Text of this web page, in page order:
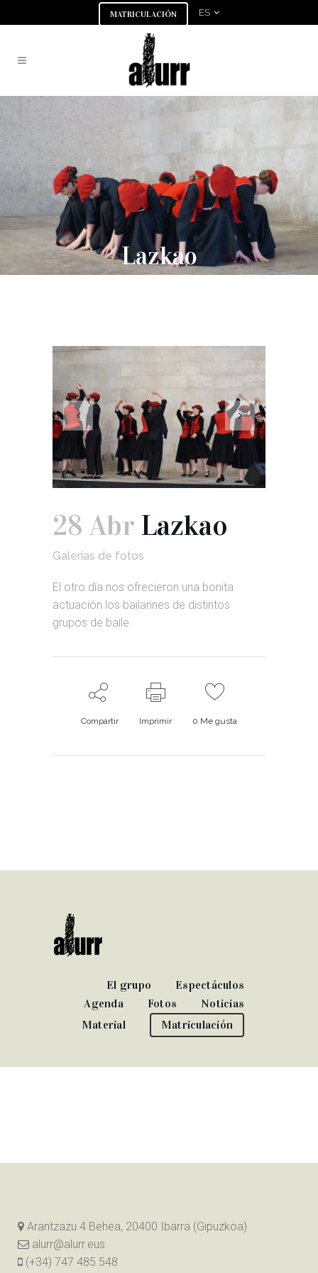
MATRICULACIÓN ES
Lazkao
28 Abr Lazkao
Galerías de fotos
El otro día nos ofrecieron una bonita
actuación los bailarines de distintos
grupos de baile.
Compartir Imprimir 0 Me gusta
El grupo
Espectáculos
Agenda
Fotos
Noticias
Material
Matriculación
Arantzazu 4 Behea, 20400 Ibarra (Gipuzkoa)
alurr@alurr.eus
(+34) 747 485 548